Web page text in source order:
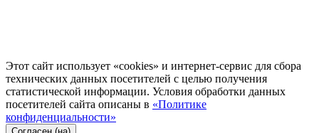
Этот сайт использует «cookies» и интернет-сервис для сбора
технических данных посетителей с целью получения
статистической информации. Условия обработки данных
посетителей сайта описаны в «Политике
конфиденциальности»